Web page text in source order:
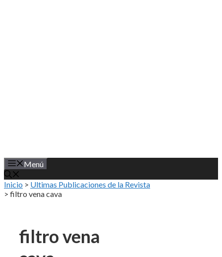
Menú
Inicio > Ultimas Publicaciones de la Revista
> filtro vena cava
filtro vena